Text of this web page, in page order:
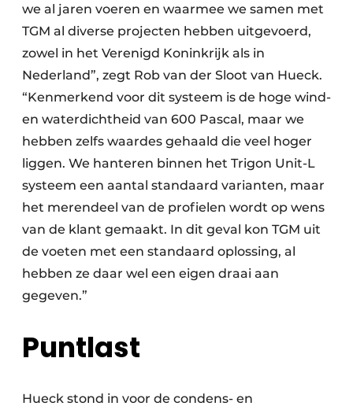
we al jaren voeren en waarmee we samen met
TGM al diverse projecten hebben uitgevoerd,
zowel in het Verenigd Koninkrijk als in
Nederland”, zegt Rob van der Sloot van Hueck.
“Kenmerkend voor dit systeem is de hoge wind-
en waterdichtheid van 600 Pascal, maar we
hebben zelfs waardes gehaald die veel hoger
liggen. We hanteren binnen het Trigon Unit-L
systeem een aantal standaard varianten, maar
het merendeel van de profielen wordt op wens
van de klant gemaakt. In dit geval kon TGM uit
de voeten met een standaard oplossing, al
hebben ze daar wel een eigen draai aan
gegeven.”
Puntlast
Hueck stond in voor de condens- en